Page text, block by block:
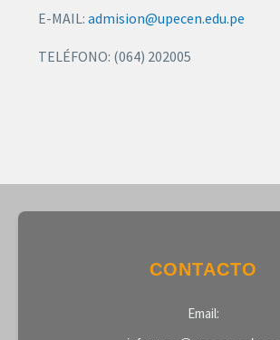
E-MAIL: admision@upecen.edu.pe
TELÉFONO: (064) 202005
CONTACTO
Email: